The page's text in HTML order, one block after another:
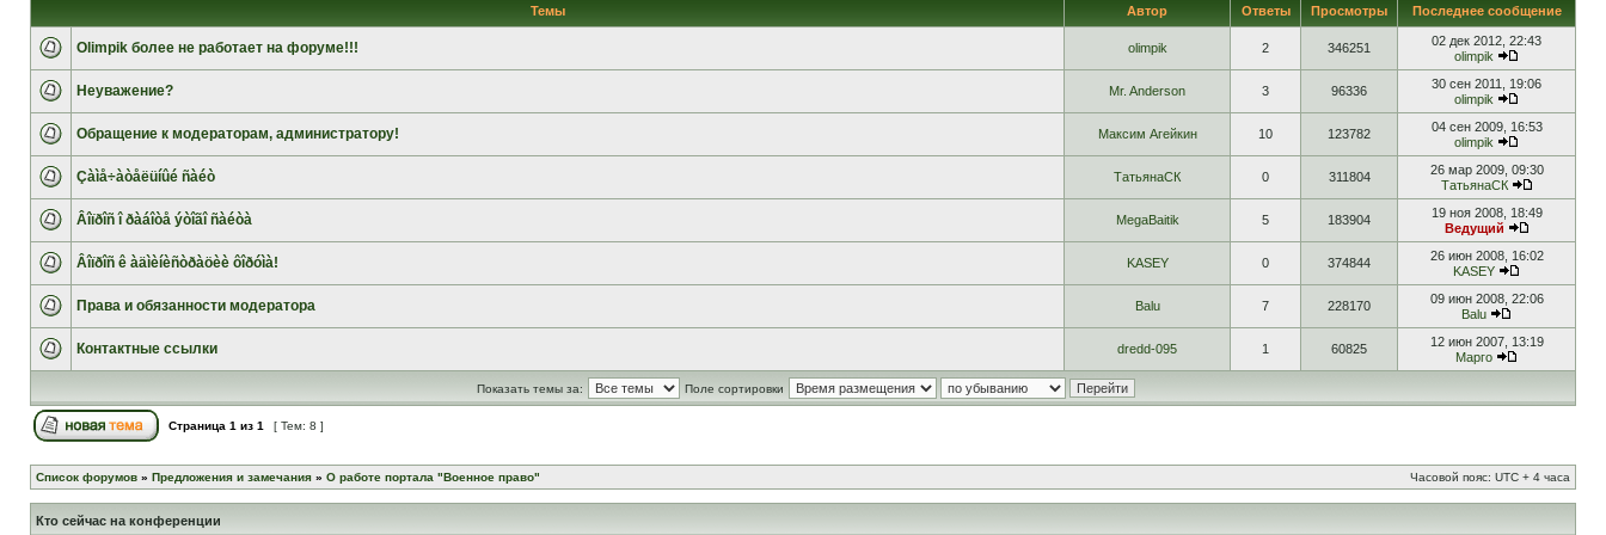
Темы Автор Ответы Просмотры Последнее сообщение
Olimpik более не работает на форуме!!! olimpik 2 346251
02 дек 2012, 22:43
olimpik
Неуважение? Mr. Anderson 3 96336
30 сен 2011, 19:06
olimpik
Обращение к модераторам, администратору! Максим Агейкин 10 123782
04 сен 2009, 16:53
olimpik
Çàìå÷àòåëüíûé ñàéò ТатьянаСК 0 311804
26 мар 2009, 09:30
ТатьянаСК
Âîïðîñ î ðàáîòå ýòîãî ñàéòà MegaBaitik 5 183904
19 ноя 2008, 18:49
Ведущий
Âîïðîñ ê àäìèíèñòðàöèè ôîðóìà! KASEY 0 374844
26 июн 2008, 16:02
KASEY
Права и обязанности модератора Balu 7 228170
09 июн 2008, 22:06
Balu
Контактные ссылки dredd-095 1 60825
12 июн 2007, 13:19
Марго
Показать темы за: Поле сортировки
Страница 1 из 1 [ Тем: 8 ]
Список форумов » Предложения и замечания » О работе портала "Военное право" Часовой пояс: UTC + 4 часа
Кто сейчас на конференции